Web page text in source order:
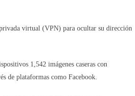
virtual (VPN) para ocultar su dirección
1,542 imágenes caseras con
de plataformas como Facebook.